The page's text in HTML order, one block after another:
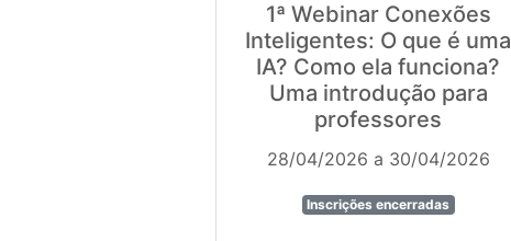
1ª Webinar Conexões
Inteligentes: O que é uma
IA? Como ela funciona?
Uma introdução para
professores
28/04/2026 a 30/04/2026
Inscrições encerradas